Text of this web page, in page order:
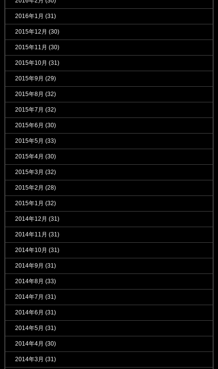
2016年1月 (31)
2015年12月 (30)
2015年11月 (30)
2015年10月 (31)
2015年9月 (29)
2015年8月 (32)
2015年7月 (32)
2015年6月 (30)
2015年5月 (33)
2015年4月 (30)
2015年3月 (32)
2015年2月 (28)
2015年1月 (32)
2014年12月 (31)
2014年11月 (31)
2014年10月 (31)
2014年9月 (31)
2014年8月 (33)
2014年7月 (31)
2014年6月 (31)
2014年5月 (31)
2014年4月 (30)
2014年3月 (31)